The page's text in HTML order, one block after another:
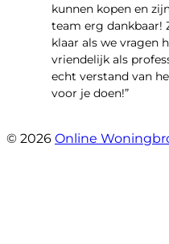
kunnen kopen en
team erg dankbaar!
klaar als we vragen
vriendelijk als
echt verstand van
voor je doen!”
© 2026 Online